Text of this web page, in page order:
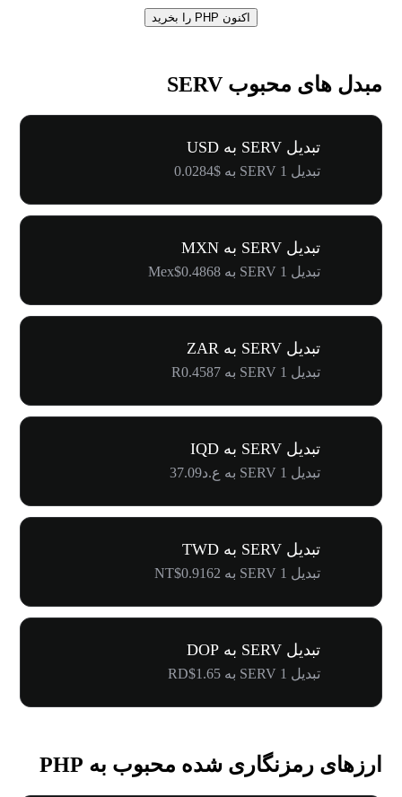
اکنون PHP را بخرید
مبدل های محبوب SERV
تبدیل SERV به USD
تبدیل 1 SERV به $0.0284
تبدیل SERV به MXN
تبدیل 1 SERV به Mex$0.4868
تبدیل SERV به ZAR
تبدیل 1 SERV به R0.4587
تبدیل SERV به IQD
تبدیل 1 SERV به ع.د37.09
تبدیل SERV به TWD
تبدیل 1 SERV به NT$0.9162
تبدیل SERV به DOP
تبدیل 1 SERV به RD$1.65
ارزهای رمزنگاری شده محبوب به PHP